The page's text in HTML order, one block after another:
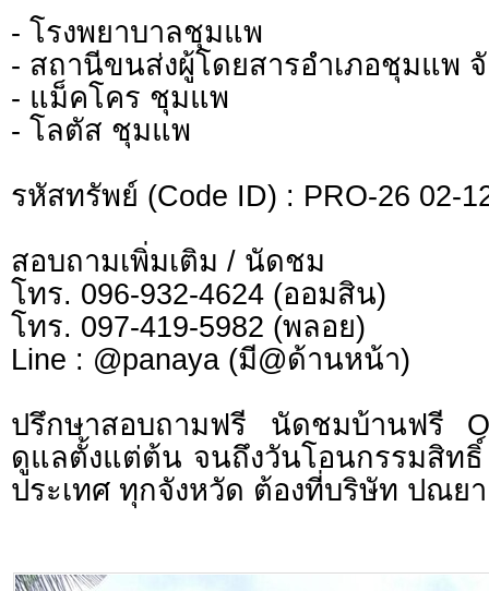
- โรงพยาบาลชุมแพ
- สถานีขนส่งผู้โดยสารอำเภอชุมแพ
- แม็คโคร ชุมแพ
- โลตัส ชุมแพ
รหัสทรัพย์ (Code ID) : PRO-26 02-
สอบถามเพิ่มเติม / นัดชม
โทร. 096-932-4624 (ออมสิน)
โทร. 097-419-5982 (พลอย)
Line : @panaya (มี@ด้านหน้า)
ปรึกษาสอบถามฟรี นัดชมบ้านฟรี
ดูแลตั้งแต่ต้น จนถึงวันโอนกรรมสิท
ประเทศ ทุกจังหวัด ต้องที่บริษัท ปณย